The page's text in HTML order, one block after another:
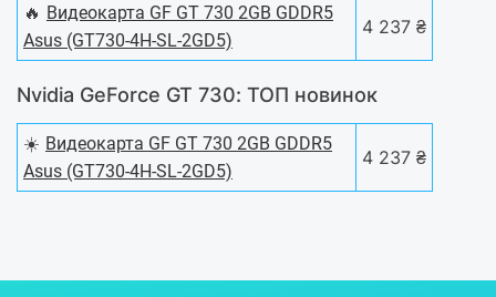
🔥 Видеокарта GF GT 730 2GB GDDR5
Asus (GT730-4H-SL-2GD5)
4 237 ₴
Nvidia GeForce GT 730: ТОП новинок
☀️ Видеокарта GF GT 730 2GB GDDR5
Asus (GT730-4H-SL-2GD5)
4 237 ₴